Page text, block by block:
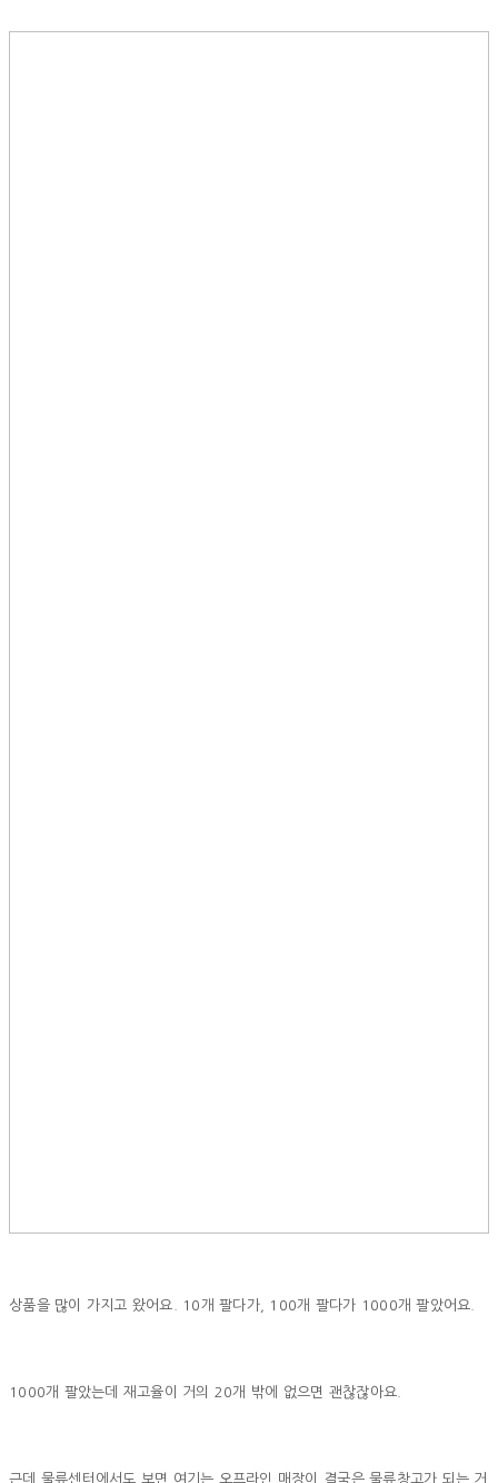
상품을 많이 가지고 왔어요. 10개 팔다가, 100개 팔다가 1000개 팔았어요.
1000개 팔았는데 재고율이 거의 20개 밖에 없으면 괜찮잖아요.
근데 물류센터에서도 보면 여기는 오프라인 매장이 결국은 물류창고가 되는 거